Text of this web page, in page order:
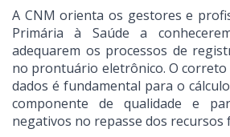
A CNM orienta os gestores e
Primária à Saúde a
adequarem os processos de
no prontuário eletrônico. O
dados é fundamental para o
componente de qualidade e
negativos no repasse dos recursos